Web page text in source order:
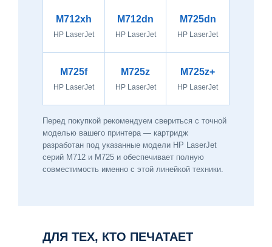
M712xh
HP LaserJet
M712dn
HP LaserJet
M725dn
HP LaserJet
M725f
HP LaserJet
M725z
HP LaserJet
M725z+
HP LaserJet
Перед покупкой рекомендуем свериться с точной
моделью вашего принтера — картридж
разработан под указанные модели HP LaserJet
серий M712 и M725 и обеспечивает полную
совместимость именно с этой линейкой техники.
ДЛЯ ТЕХ, КТО ПЕЧАТАЕТ